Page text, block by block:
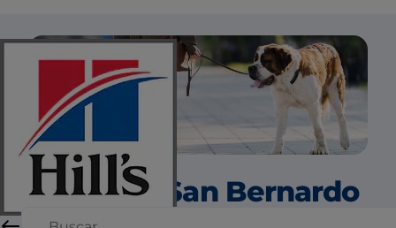
perro de San Bernardo
Los San Bernardo son perros muy grandes,